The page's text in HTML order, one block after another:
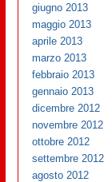
giugno 2013
maggio 2013
aprile 2013
marzo 2013
febbraio 2013
gennaio 2013
dicembre 2012
novembre 2012
ottobre 2012
settembre 2012
agosto 2012